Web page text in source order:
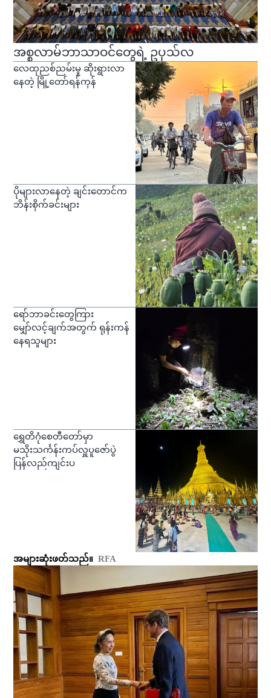
အစ္စလာမ်ဘာသာဝင်တွေရဲ့ ဥပုသ်လ
လေထုညစ်ညမ်းမှု ဆိုးရွားလာ
နေတဲ့ မြို့တော်ရန်ကုန်
ပိုများလာနေတဲ့ ချင်းတောင်က
ဘိန်းစိုက်ခင်းများ
ရော်ဘာခင်းတွေကြား
မျှော်လင့်ချက်အတွက် ရုန်းကန်
နေရသူများ
ရွှေတိဂုံစေတီတော်မှာ
မသိုးသင်္ကန်းကပ်လှူပူဇော်ပွဲ
ပြန်လည်ကျင်းပ
အများဆုံးဖတ်သည်။ RFA